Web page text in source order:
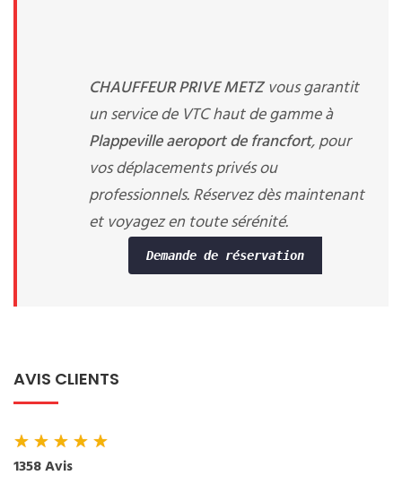
CHAUFFEUR PRIVE METZvous garantit
un service de VTC haut de gamme à
Plappeville aeroport de francfort, pour
vos déplacements privés ou
professionnels. Réservez dès maintenant
et voyagez en toute sérénité.
Demande de réservation
AVIS CLIENTS
★★★★★
1358 Avis